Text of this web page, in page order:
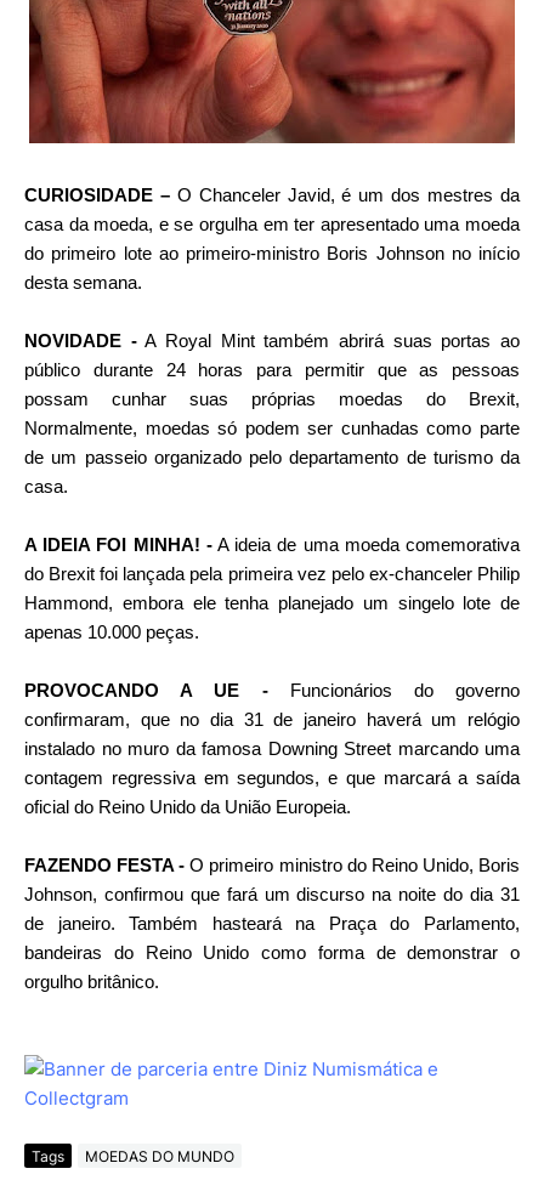
CURIOSIDADE –O Chanceler Javid, é um dos mestres da
casa da moeda, e se orgulha em ter apresentado uma moeda
do primeiro lote ao primeiro-ministro Boris Johnson no início
desta semana.
NOVIDADE -A Royal Mint também abrirá suas portas ao
público durante 24 horas para permitir que as pessoas
possam cunhar suas próprias moedas do Brexit,
Normalmente, moedas só podem ser cunhadas como parte
de um passeio organizado pelo departamento de turismo da
casa.
A IDEIA FOI MINHA! -A ideia de uma moeda comemorativa
do Brexit foi lançada pela primeira vez pelo ex-chanceler Philip
Hammond, embora ele tenha planejado um singelo lote de
apenas 10.000 peças.
PROVOCANDO A UE -Funcionários do governo
confirmaram, que no dia 31 de janeiro haverá um relógio
instalado no muro da famosa Downing Street marcando uma
contagem regressiva em segundos, e que marcará a saída
oficial do Reino Unido da União Europeia.
FAZENDO FESTA - O primeiro ministro do Reino Unido, Boris
Johnson, confirmou que fará um discurso na noite do dia 31
de janeiro. Também hasteará na Praça do Parlamento,
bandeiras do Reino Unido como forma de demonstrar o
orgulho britânico.
Tags MOEDAS DO MUNDO